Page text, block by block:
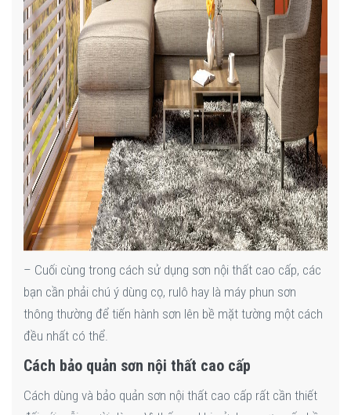
– Cuối cùng trong cách sử dụng sơn nội thất cao cấp, các
bạn cần phải chú ý dùng cọ, rulô hay là máy phun sơn
thông thường để tiến hành sơn lên bề mặt tường một cách
đều nhất có thể.
Cách bảo quản sơn nội thất cao cấp
Cách dùng và bảo quản sơn nội thất cao cấp rất cần thiết